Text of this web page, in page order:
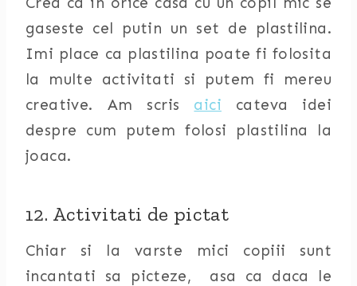
gaseste cel putin un set de plastilina.
Imi place ca plastilina poate fi folosita
la multe activitati si putem fi mereu
creative. Am scris aici cateva idei
despre cum putem folosi plastilina la
joaca.
12. Activitati de pictat
Chiar si la varste mici copiii sunt
incantati sa picteze, asa ca daca le